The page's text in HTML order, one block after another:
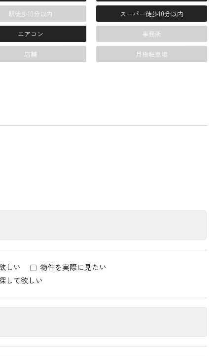
駅徒歩10分以内 スーパー徒歩10分以内
エアコン 事務所
店舗 月極駐車場
しい
物件を実際に見たい
して欲しい